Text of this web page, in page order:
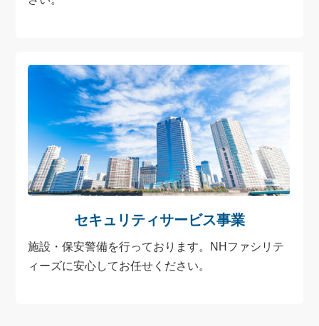
セキュリティサービス事業
施設・保安警備を行っております。NHファシリテ
ィーズに安心してお任せください。